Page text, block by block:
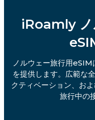
iRoamly ノ
ノルウェー旅行用
を提供します。広範な
クティベーション、お
旅行中の